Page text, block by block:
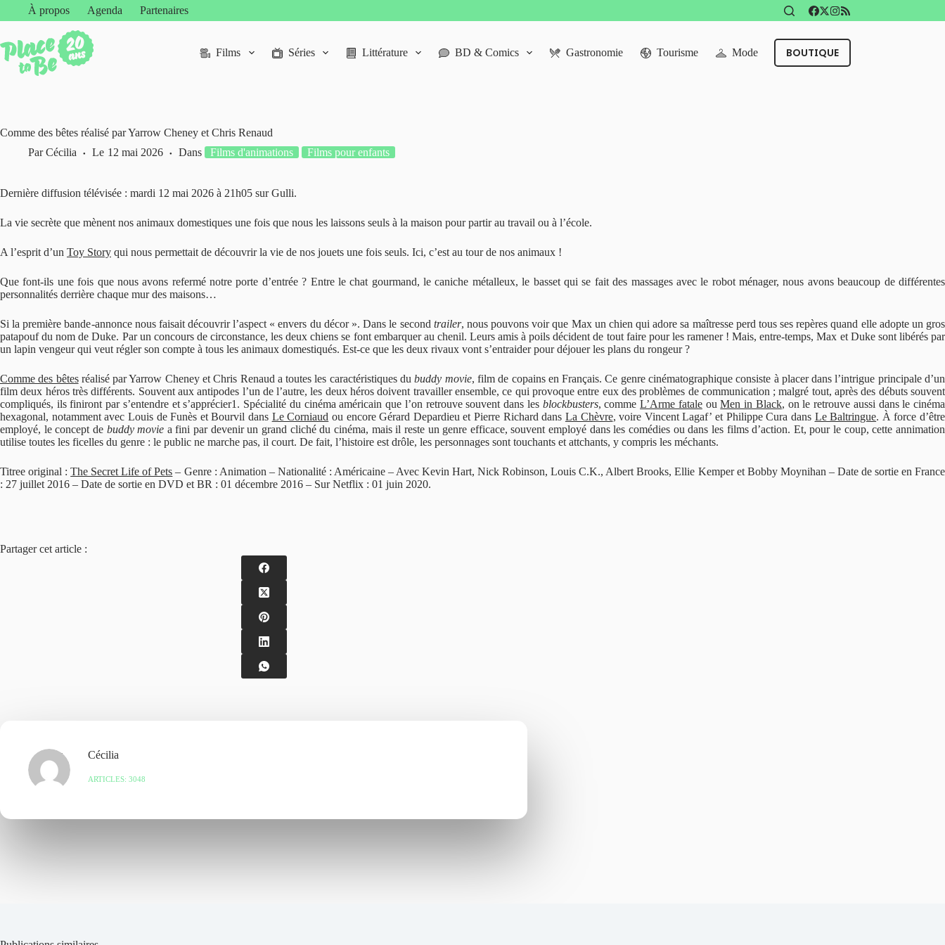
À propos Agenda Partenaires
Films Séries Littérature BD & Comics Gastronomie Tourisme Mode BOUTIQUE
Comme des bêtes réalisé par Yarrow Cheney et Chris Renaud
Par Cécilia Le 12 mai 2026 Dans Films d'animations Films pour enfants
Dernière diffusion télévisée : mardi 12 mai 2026 à 21h05 sur Gulli.
La vie secrète que mènent nos animaux domestiques une fois que nous les laissons seuls à la maison pour partir au travail ou à l’école.
A l’esprit d’un Toy Story qui nous permettait de découvrir la vie de nos jouets une fois seuls. Ici, c’est au tour de nos animaux !
Que font-ils une fois que nous avons refermé notre porte d’entrée ? Entre le chat gourmand, le caniche métalleux, le basset qui se fait des massages avec le robot ménager, nous avons beaucoup de différentes
personnalités derrière chaque mur des maisons…
Si la première bande-annonce nous faisait découvrir l’aspect « envers du décor ». Dans le second trailer, nous pouvons voir que Max un chien qui adore sa maîtresse perd tous ses repères quand elle adopte un gros
patapouf du nom de Duke. Par un concours de circonstance, les deux chiens se font embarquer au chenil. Leurs amis à poils décident de tout faire pour les ramener ! Mais, entre-temps, Max et Duke sont libérés par
un lapin vengeur qui veut régler son compte à tous les animaux domestiqués. Est-ce que les deux rivaux vont s’entraider pour déjouer les plans du rongeur ?
Comme des bêtesréalisé par Yarrow Cheney et Chris Renaud a toutes les caractéristiques dubuddy movie, film de copains en Français. Ce genre cinématographique consiste à placer dans l’intrigue principale d’un
film deux héros très différents. Souvent aux antipodes l’un de l’autre, les deux héros doivent travailler ensemble, ce qui provoque entre eux des problèmes de communication ; malgré tout, après des débuts souvent
compliqués, ils finiront par s’entendre et s’apprécier1. Spécialité du cinéma américain que l’on retrouve souvent dans les blockbusters, commeL’Arme fataleouMen in Black, on le retrouve aussi dans le cinéma
hexagonal, notamment avec Louis de Funès et Bourvil dans Le Corniaud ou encore Gérard Depardieu et Pierre Richard dans La Chèvre, voire Vincent Lagaf’ et Philippe Cura dans Le Baltringue. À force d’être
employé, le concept de buddy movie a fini par devenir un grand cliché du cinéma, mais il reste un genre efficace, souvent employé dans les comédies ou dans les films d’action. Et, pour le coup, cette annimation
utilise toutes les ficelles du genre : le public ne marche pas, il court. De fait, l’histoire est drôle, les personnages sont touchants et attchants, y compris les méchants.
Titree original :The Secret Life of Pets – Genre : Animation – Nationalité : Américaine – Avec Kevin Hart, Nick Robinson, Louis C.K., Albert Brooks, Ellie Kemper et Bobby Moynihan – Date de sortie en France
: 27 juillet 2016 – Date de sortie en DVD et BR : 01 décembre 2016 – Sur Netflix : 01 juin 2020.
Partager cet article :
Cécilia
ARTICLES: 3048